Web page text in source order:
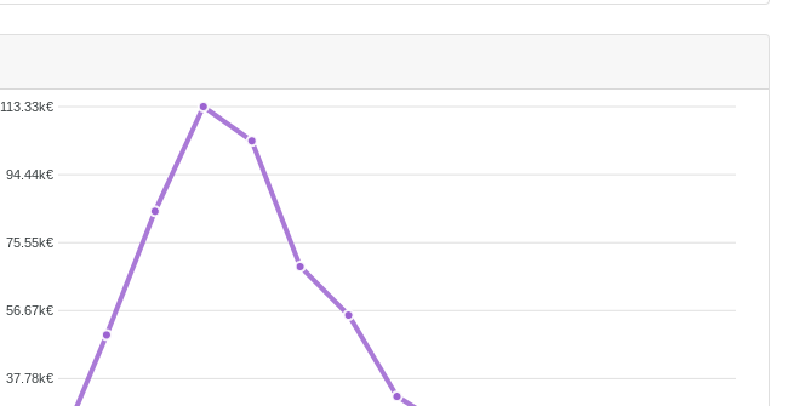
113.33k€
94.44k€
75.55k€
56.67k€
37.78k€